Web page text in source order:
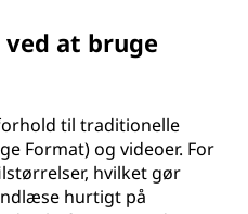
at bruge
til traditionelle
Format) og videoer. For
hvilket gør
hurtigt på